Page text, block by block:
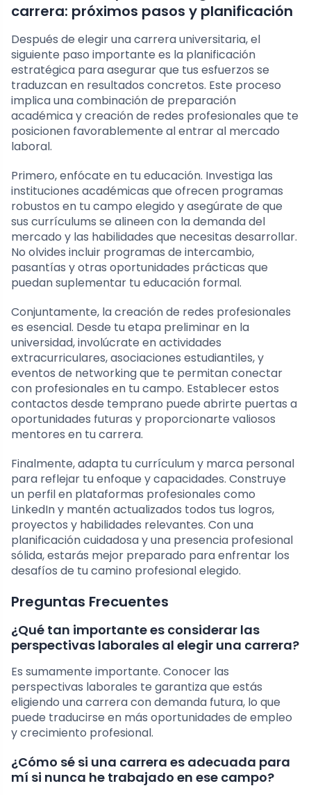
carrera: próximos pasos y planificación
Después de elegir una carrera universitaria, el
siguiente paso importante es la planificación
estratégica para asegurar que tus esfuerzos se
traduzcan en resultados concretos. Este proceso
implica una combinación de preparación
académica y creación de redes profesionales que te
posicionen favorablemente al entrar al mercado
laboral.
Primero, enfócate en tu educación. Investiga las
instituciones académicas que ofrecen programas
robustos en tu campo elegido y asegúrate de que
sus currículums se alineen con la demanda del
mercado y las habilidades que necesitas desarrollar.
No olvides incluir programas de intercambio,
pasantías y otras oportunidades prácticas que
puedan suplementar tu educación formal.
Conjuntamente, la creación de redes profesionales
es esencial. Desde tu etapa preliminar en la
universidad, involúcrate en actividades
extracurriculares, asociaciones estudiantiles, y
eventos de networking que te permitan conectar
con profesionales en tu campo. Establecer estos
contactos desde temprano puede abrirte puertas a
oportunidades futuras y proporcionarte valiosos
mentores en tu carrera.
Finalmente, adapta tu currículum y marca personal
para reflejar tu enfoque y capacidades. Construye
un perfil en plataformas profesionales como
LinkedIn y mantén actualizados todos tus logros,
proyectos y habilidades relevantes. Con una
planificación cuidadosa y una presencia profesional
sólida, estarás mejor preparado para enfrentar los
desafíos de tu camino profesional elegido.
Preguntas Frecuentes
¿Qué tan importante es considerar las
perspectivas laborales al elegir una carrera?
Es sumamente importante. Conocer las
perspectivas laborales te garantiza que estás
eligiendo una carrera con demanda futura, lo que
puede traducirse en más oportunidades de empleo
y crecimiento profesional.
¿Cómo sé si una carrera es adecuada para
mí si nunca he trabajado en ese campo?